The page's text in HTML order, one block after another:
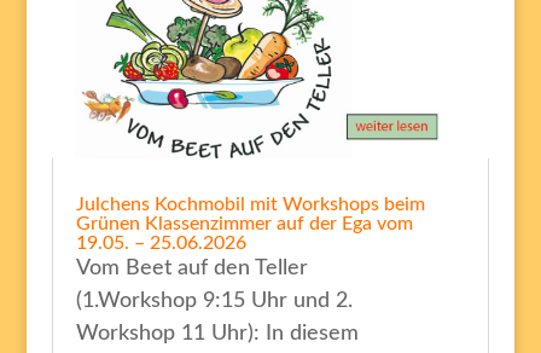
Julchens Kochmobil mit Workshops beim
Grünen Klassenzimmer auf der Ega vom
19.05. – 25.06.2026
Vom Beet auf den Teller
(1.Workshop 9:15 Uhr und 2.
Workshop 11 Uhr): In diesem